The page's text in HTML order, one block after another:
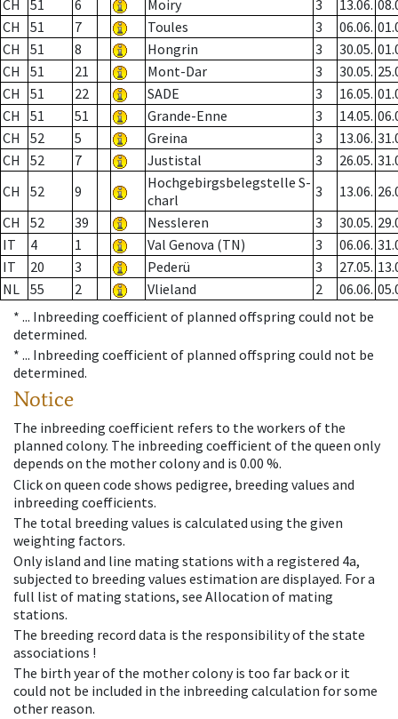
CH 51 6 Moiry 3 13.06.
CH
51 7 Toules 3 06.06.
CH
51 8 Hongrin 3 30.05.
CH
51 21 Mont-Dar 3 30.05.
CH
51 22 SADE 3 16.05.
CH
51 51 Grande-Enne 3 14.05.
CH
52 5 Greina 3 13.06.
CH
52 7 Justistal 3 26.05.
CH
52 9
Hochgebirgsbelegstelle S-
charl
3 13.06.
CH
52 39 Nessleren 3 30.05.
IT
4 1 Val Genova (TN) 3 06.06.
IT
20 3 Pederü 3 27.05.
NL 55 2 Vlieland 2 06.06.
* ... Inbreeding coefficient of planned offspring could not be
determined.
* ... Inbreeding coefficient of planned offspring could not be
determined.
Notice
The inbreeding coefficient refers to the workers of the
planned colony. The inbreeding coefficient of the queen only
depends on the mother colony and is 0.00 %.
Click on queen code shows pedigree, breeding values and
inbreeding coefficients.
The total breeding values is calculated using the given
weighting factors.
Only island and line mating stations with a registered 4a,
subjected to breeding values estimation are displayed. For a
full list of mating stations, see Allocation of mating
stations.
The breeding record data is the responsibility of the state
associations !
The birth year of the mother colony is too far back or it
could not be included in the inbreeding calculation for some
other reason.